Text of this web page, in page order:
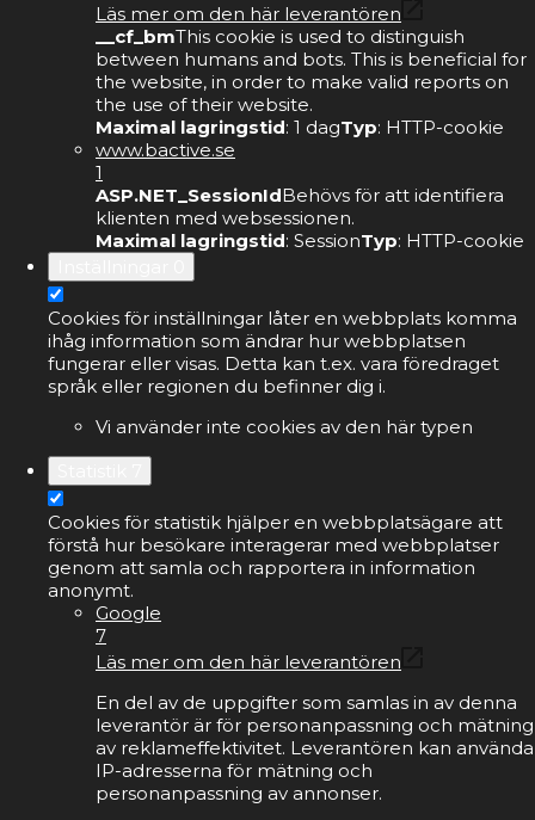
Läs mer om den här leverantören
__cf_bmThis cookie is used to distinguish
between humans and bots. This is beneficial for
the website, in order to make valid reports on
the use of their website.
Maximal lagringstid: 1 dagTyp: HTTP-cookie
www.bactive.se
1
ASP.NET_SessionIdBehövs för att identifiera
klienten med websessionen.
Maximal lagringstid: SessionTyp: HTTP-cookie
Cookies för inställningar låter en webbplats komma
ihåg information som ändrar hur webbplatsen
fungerar eller visas. Detta kan t.ex. vara föredraget
språk eller regionen du befinner dig i.
Vi använder inte cookies av den här typen
Cookies för statistik hjälper en webbplatsägare att
förstå hur besökare interagerar med webbplatser
genom att samla och rapportera in information
anonymt.
Google
7
Läs mer om den här leverantören
En del av de uppgifter som samlas in av denna
leverantör är för personanpassning och mätning
av reklameffektivitet. Leverantören kan använda
IP-adresserna för mätning och
personanpassning av annonser.